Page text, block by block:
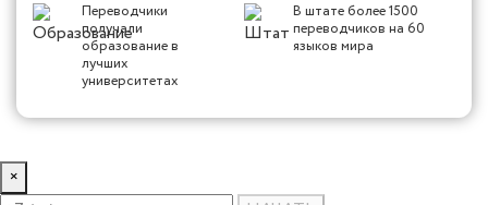
Переводчики
получали
образование в
лучших
университетах
В штате более 1500
переводчиков на 60
языков мира
×